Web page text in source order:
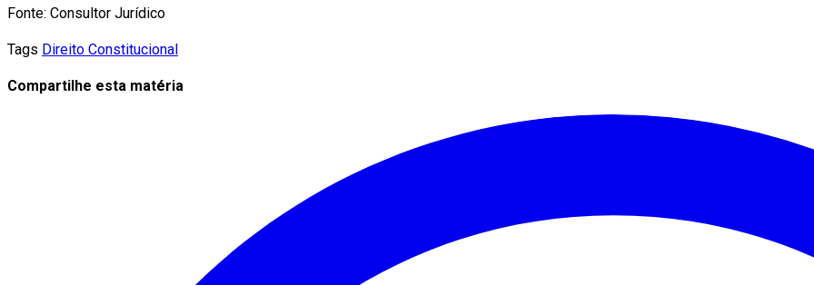
Fonte: Consultor Jurídico
Tags Direito Constitucional
Compartilhe esta matéria